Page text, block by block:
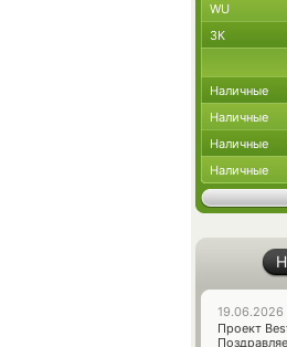
WU
ЗК
Наличные
Наличные
Наличные
Наличные
19.06.2026
Проект